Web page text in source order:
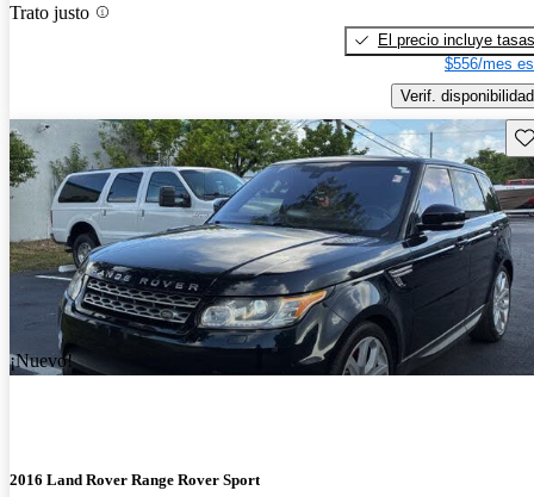
Trato justo
El precio incluye tasas
$556/mes
Verif. disponibilidad
¡Nuevo!
2016 Land Rover Range Rover Sport